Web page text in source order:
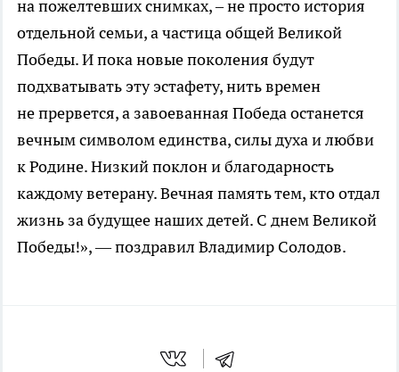
на пожелтевших снимках, – не просто история
отдельной семьи, а частица общей Великой
Победы. И пока новые поколения будут
подхватывать эту эстафету, нить времен
не прервется, а завоеванная Победа останется
вечным символом единства, силы духа и любви
к Родине. Низкий поклон и благодарность
каждому ветерану. Вечная память тем, кто отдал
жизнь за будущее наших детей. С днем Великой
Победы!», — поздравил Владимир Солодов.